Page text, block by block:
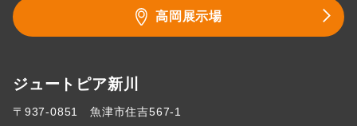
高岡展示場
ジュートピア新川
〒937-0851 魚津市住吉567-1